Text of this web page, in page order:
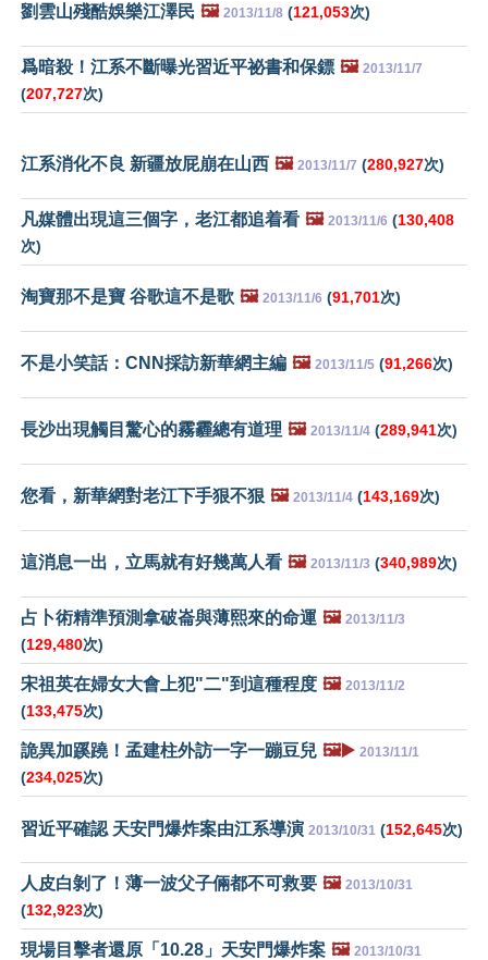
劉雲山殘酷娛樂江澤民 🖼️ 2013/11/8 (121,053次)
爲暗殺！江系不斷曝光習近平祕書和保鏢 🖼️ 2013/11/7
(207,727次)
江系消化不良 新疆放屁崩在山西 🖼️ 2013/11/7 (280,927次)
凡媒體出現這三個字，老江都追着看 🖼️ 2013/11/6 (130,408
次)
淘寶那不是寶 谷歌這不是歌 🖼️ 2013/11/6 (91,701次)
不是小笑話：CNN採訪新華網主編 🖼️ 2013/11/5 (91,266次)
長沙出現觸目驚心的霧霾總有道理 🖼️ 2013/11/4 (289,941次)
您看，新華網對老江下手狠不狠 🖼️ 2013/11/4 (143,169次)
這消息一出，立馬就有好幾萬人看 🖼️ 2013/11/3 (340,989次)
占卜術精準預測拿破崙與薄熙來的命運 🖼️ 2013/11/3
(129,480次)
宋祖英在婦女大會上犯"二"到這種程度 🖼️ 2013/11/2
(133,475次)
詭異加蹊蹺！孟建柱外訪一字一蹦豆兒 🖼️▶️ 2013/11/1
(234,025次)
習近平確認 天安門爆炸案由江系導演 2013/10/31 (152,645次)
人皮白剝了！薄一波父子倆都不可救要 🖼️ 2013/10/31
(132,923次)
現場目擊者還原「10.28」天安門爆炸案 🖼️ 2013/10/31